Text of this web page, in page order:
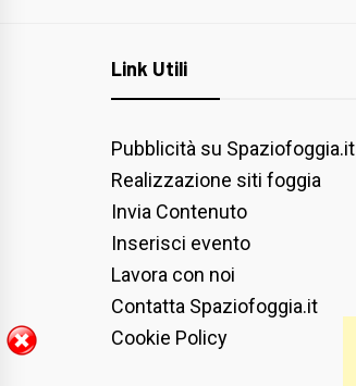
Link Utili
Pubblicità su Spaziofoggia.it
Realizzazione siti foggia
Invia Contenuto
Inserisci evento
Lavora con noi
Contatta Spaziofoggia.it
Cookie Policy